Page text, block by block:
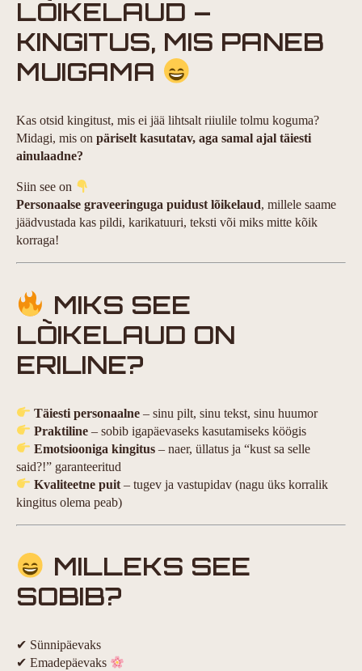
LÕIKELAUD –
KINGITUS, MIS PANEB
MUIGAMA
Kas otsid kingitust, mis ei jää lihtsalt riiulile tolmu koguma?
Midagi, mis on päriselt kasutatav, aga samal ajal täiesti
ainulaadne?
Siin see on
Personaalse graveeringuga puidust lõikelaud, millele saame
jäädvustada kas pildi, karikatuuri, teksti või miks mitte kõik
korraga!
MIKS SEE
LÕIKELAUD ON
ERILINE?
Täiesti personaalne – sinu pilt, sinu tekst, sinu huumor
Praktiline – sobib igapäevaseks kasutamiseks köögis
Emotsiooniga kingitus – naer, üllatus ja “kust sa selle
said?!” garanteeritud
Kvaliteetne puit – tugev ja vastupidav (nagu üks korralik
kingitus olema peab)
MILLEKS SEE
SOBIB?
✔ Sünnipäevaks
✔ Emadepäevaks